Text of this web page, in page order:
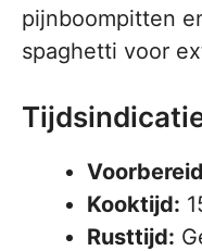
pijnboompitten
spaghetti voor
Kooktijd:
Rusttijd: